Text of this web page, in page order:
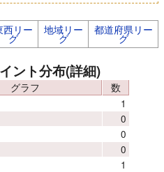
西リー
グ
地域リー
グ
都道府県リー
グ
ント分布(詳細)
グラフ
数
1
0
0
0
1